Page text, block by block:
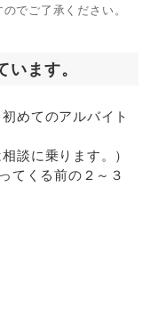
でご了承ください。
ます。
めてのアルバイト
談に乗ります。）
てくる前の２～３